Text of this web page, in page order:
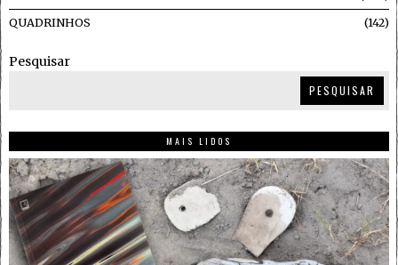
QUADRINHOS 142
Pesquisar
PESQUISAR
MAIS LIDOS